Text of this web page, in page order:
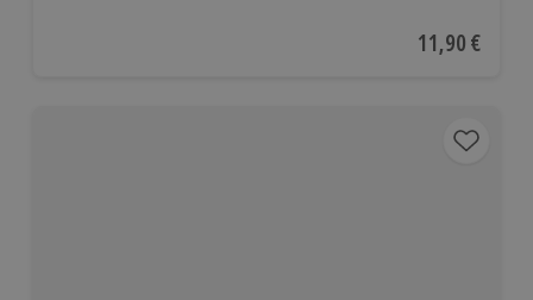
Aktueller
11,90 €